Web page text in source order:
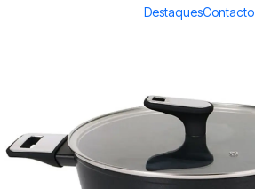
DestaquesContacto